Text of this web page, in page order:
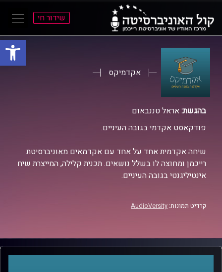
פתח
שידור חי
אקדמיקס
בהגשת:אראל טננבאום
פודקאסט אקדמי בגובה העיניים.
שיחה אקדמית אחד על אחד עם אקדמאים מאוניברסיטת
רייכמן ומחוצה לו בשלל נושאים. תכנית קלילה, המייצרת שיח
אינטיליגנטי בגובה העיניים.
קרדיט תמונות: AudioVersity